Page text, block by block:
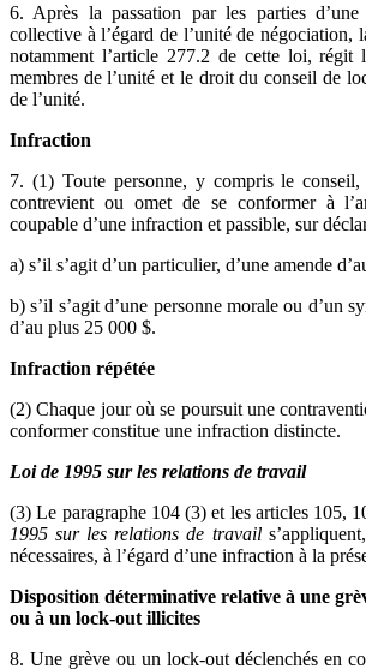
6. Après la passation par les parties d’une
collective à l’égard de l’unité de négociation,
notamment l’article 277.2 de cette loi, régit
membres de l’unité et le droit du conseil de
de l’unité.
Infraction
7. (1) Toute personne, y compris le
contrevient ou omet de se conformer à
coupable d’une infraction et passible, sur
a) s’il s’agit d’un particulier, d’une amende
b) s’il s’agit d’une personne morale ou d’un
d’au plus 25 000 $.
Infraction répétée
(2) Chaque jour où se poursuit une
conformer constitue une infraction distincte.
Loi de 1995 sur les relations de travail
(3) Le paragraphe 104 (3) et les articles 105,
1995 sur les relations de travail
nécessaires, à l’égard d’une infraction à la
Disposition déterminative relative à une
ou à un lock-out illicites
8. Une grève ou un lock-out déclenchés en